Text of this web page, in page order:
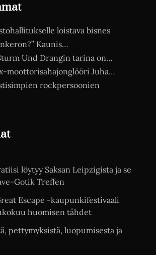
loistava bisnes
Kaunis…
Und Drangin tarina on…
moottorisahajonglööri Juha…
rockpersoonien
löytyy Saksan Leipzigista ja se
Gotik Treffen
Escape -kaupunkifestivaali
huomisen tähdet
pettymyksistä, luopumisesta ja